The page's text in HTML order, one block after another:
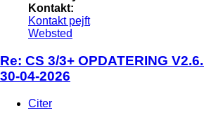
Kontakt:
Kontakt pejft
Websted
Re: CS 3/3+ OPDATERING
30-04-2026
Citer